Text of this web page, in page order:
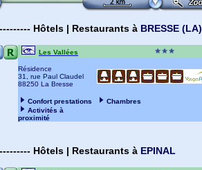
Hôtels | Restaurants à BRESSE (LA)
Les Vallées
Résidence
31, rue Paul Claudel
88250 La Bresse
Confort prestations
Activités à
proximité
Chambres
Hôtels | Restaurants à EPINAL